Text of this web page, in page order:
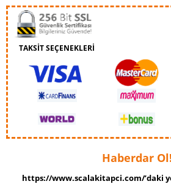
TAKSİT SEÇENEKLERİ
Haberdar Ol!
https://www.scalakitapci.com/’daki